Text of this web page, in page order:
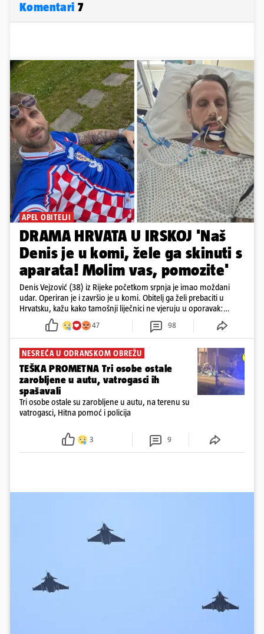
Komentari 7
APEL OBITELJI
DRAMA HRVATA U IRSKOJ 'Naš
Denis je u komi, žele ga skinuti s
aparata! Molim vas, pomozite'
Denis Vejzović (38) iz Rijeke početkom srpnja je imao moždani
udar. Operiran je i završio je u komi. Obitelj ga želi prebaciti u
Hrvatsku, kažu kako tamošnji liječnici ne vjeruju u oporavak:
'Imamo 72 sata'
47 98
NESREĆA U ODRANSKOM OBREŽU
TEŠKA PROMETNA Tri osobe ostale
zarobljene u autu, vatrogasci ih
spašavali
Tri osobe ostale su zarobljene u autu, na terenu su
vatrogasci, Hitna pomoć i policija
3 9